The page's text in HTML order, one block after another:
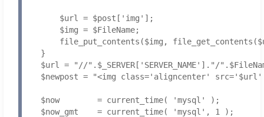
$url = $post['img'];
$img = $FileName;
file_put_contents($img,
}
$url = "//".$_SERVER['SERVER_NAME']."/
$newpost = "<img class='aligncenter'
$now        = current_time( 'mysql' );
$now_gmt    = current_time( 'mysql', 1 );